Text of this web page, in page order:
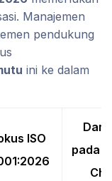
Manajemen
pendukung
ini ke dalam
ISO
pada